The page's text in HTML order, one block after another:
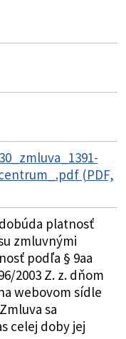
(PDF,
platnosť
zmluvnými
podľa § 9aa
2003 Z. z. dňom
webovom sídle
sa
celej doby jej